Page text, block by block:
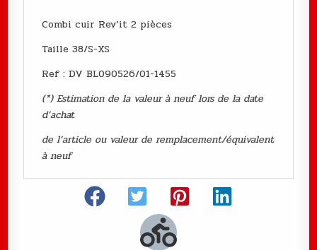
Combi cuir Rev’it 2 pièces
Taille 38/S-XS
Ref : DV BL090526/01-1455
(*) Estimation de la valeur à neuf lors de la date
d’achat
de l’article ou valeur de remplacement/équivalent
à neuf